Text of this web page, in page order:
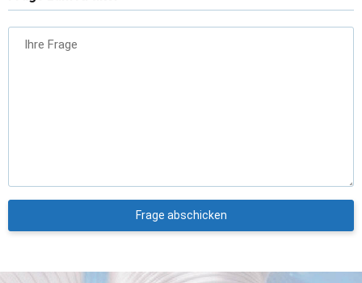
Ihre Frage
Frage abschicken